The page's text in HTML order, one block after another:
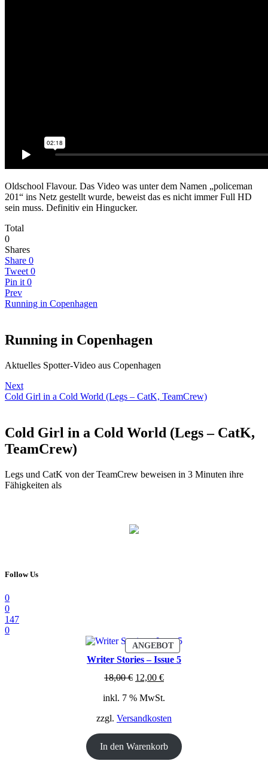
Oldschool Flavour. Das Video was unter dem Namen „policeman
201“ ins Netz gestellt wurde, beweist das es nicht immer Full HD
sein muss. Definitiv ein Hingucker.
Total
0
Shares
Share 0
Tweet 0
Pin it 0
Prev
Running in Copenhagen
Running in Copenhagen
Aktuelles Spotter-Video aus Copenhagen
Next
Cold Girl in a Cold World (Legs – CatK, TeamCrew)
Cold Girl in a Cold World (Legs – CatK,
TeamCrew)
Legs und CatK von der TeamCrew beweisen in 3 Minuten ihre
Fähigkeiten als
Follow Us
0
0
147
0
ANGEBOTPRODUKT
IM
ANGEBOT
Writer Stories – Issue 5
18,00€ Ursprünglicher
war:
12,00 €Aktueller
ist:
inkl. 7 % MwSt.
zzgl. Versandkosten
In den Warenkorb